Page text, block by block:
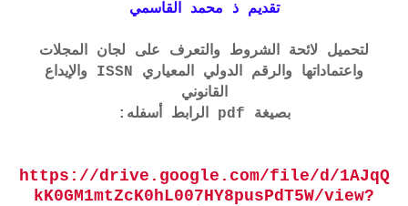
تقديم ذ محمد القاسمي
لتحميل لائحة الشروط والتعرف على لجان المجلات
واعتماداتها والرقم الدولي المعياري ISSN والإيداع
القانوني
بصيغة pdf الرابط أسفله:
https://drive.google.com/file/d/1AJqQ
kK0GM1mtZcK0hL007HY8pusPdT5W/view?